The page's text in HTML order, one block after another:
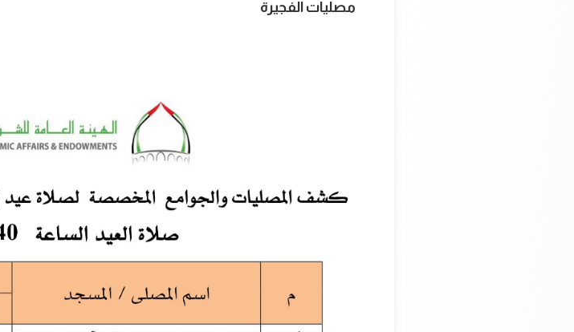
مصليات الفجيرة